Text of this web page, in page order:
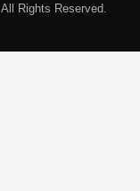
Rights Reserved.